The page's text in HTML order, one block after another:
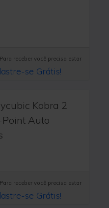
Para receber você precisa estar
se Grátis!
Kobra 2
Point Auto
Para receber você precisa estar
se Grátis!